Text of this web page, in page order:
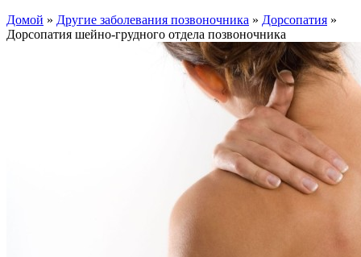
Домой » Другие заболевания позвоночника » Дорсопатия »
Дорсопатия шейно-грудного отдела позвоночника